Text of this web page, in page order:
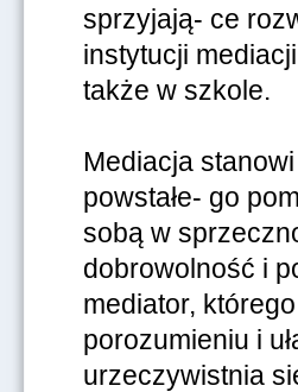
sprzyjają- ce
instytucji
także w szkole.
Mediacja
powstałe- go
sobą w
dobrowolność i
mediator,
porozumieniu i
urzeczywistnia